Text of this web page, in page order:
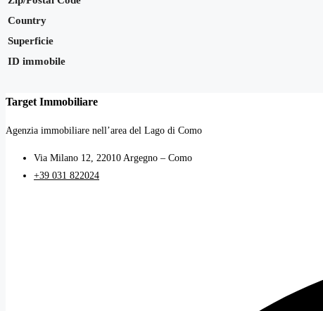
Country
Superficie
ID immobile
Target Immobiliare
Agenzia immobiliare nell’area del Lago di Como
Via Milano 12, 22010 Argegno – Como
+39 031 822024